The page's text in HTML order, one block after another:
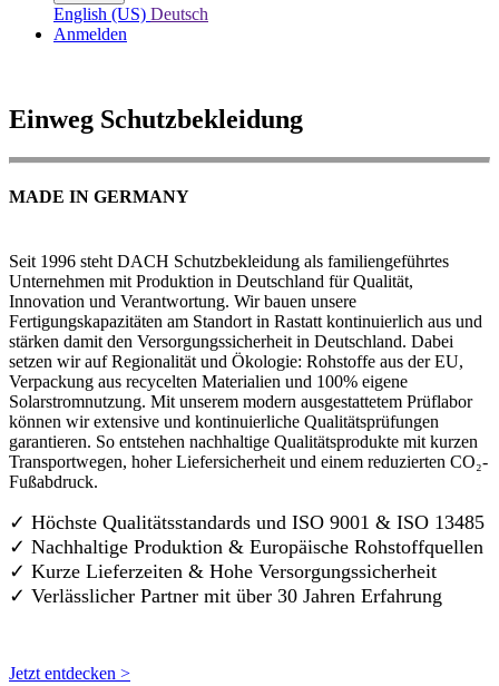
English (US) Deutsch
Anmelden
Einweg Schutzbekleidung
MADE IN GERMANY
Seit 1996 steht DACH Schutzbekleidung als familiengeführtes
Unternehmen mit Produktion in Deutschland für Qualität,
Innovation und Verantwortung. Wir bauen unsere
Fertigungskapazitäten am Standort in Rastatt kontinuierlich aus und
stärken damit den Versorgungssicherheit in Deutschland. Dabei
setzen wir auf Regionalität und Ökologie: Rohstoffe aus der EU,
Verpackung aus recycelten Materialien und 100% eigene
Solarstromnutzung. Mit unserem modern ausgestattetem Prüflabor
können wir extensive und kontinuierliche Qualitätsprüfungen
garantieren. So entstehen nachhaltige Qualitätsprodukte mit kurzen
Transportwegen, hoher Liefersicherheit und einem reduzierten CO₂-
Fußabdruck.
✓ Höchste Qualitätsstandards und ISO 9001 & ISO 13485
✓ Nachhaltige Produktion & Europäische Rohstoffquellen
✓ Kurze Lieferzeiten & Hohe Versorgungssicherheit
✓ Verlässlicher Partner mit über 30 Jahren Erfahrung
Jetzt entdecken >